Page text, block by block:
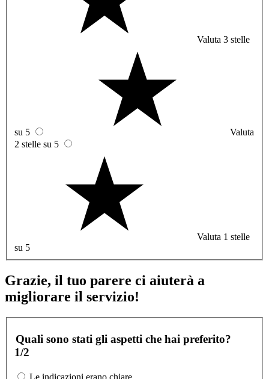
Valuta 3 stelle
su 5
Valuta
2 stelle su 5
Valuta 1 stelle
su 5
Grazie, il tuo parere ci aiuterà a
migliorare il servizio!
Quali sono stati gli aspetti che hai preferito?
1/2
Le indicazioni erano chiare